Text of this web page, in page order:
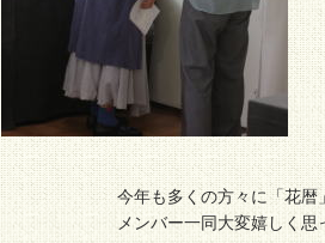
今年も多くの方々に「花
メンバー一同大変嬉しく